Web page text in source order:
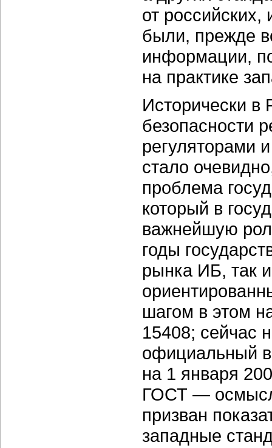
от
были, прежде
информации,
на практике
Исторически
безопасности
регуляторами
стало
проблема
который в
важнейшую
годы
рынка ИБ, так
шагом в этом
15408; сейчас
официальный
на 1 января
ГОСТ —
призван
западные